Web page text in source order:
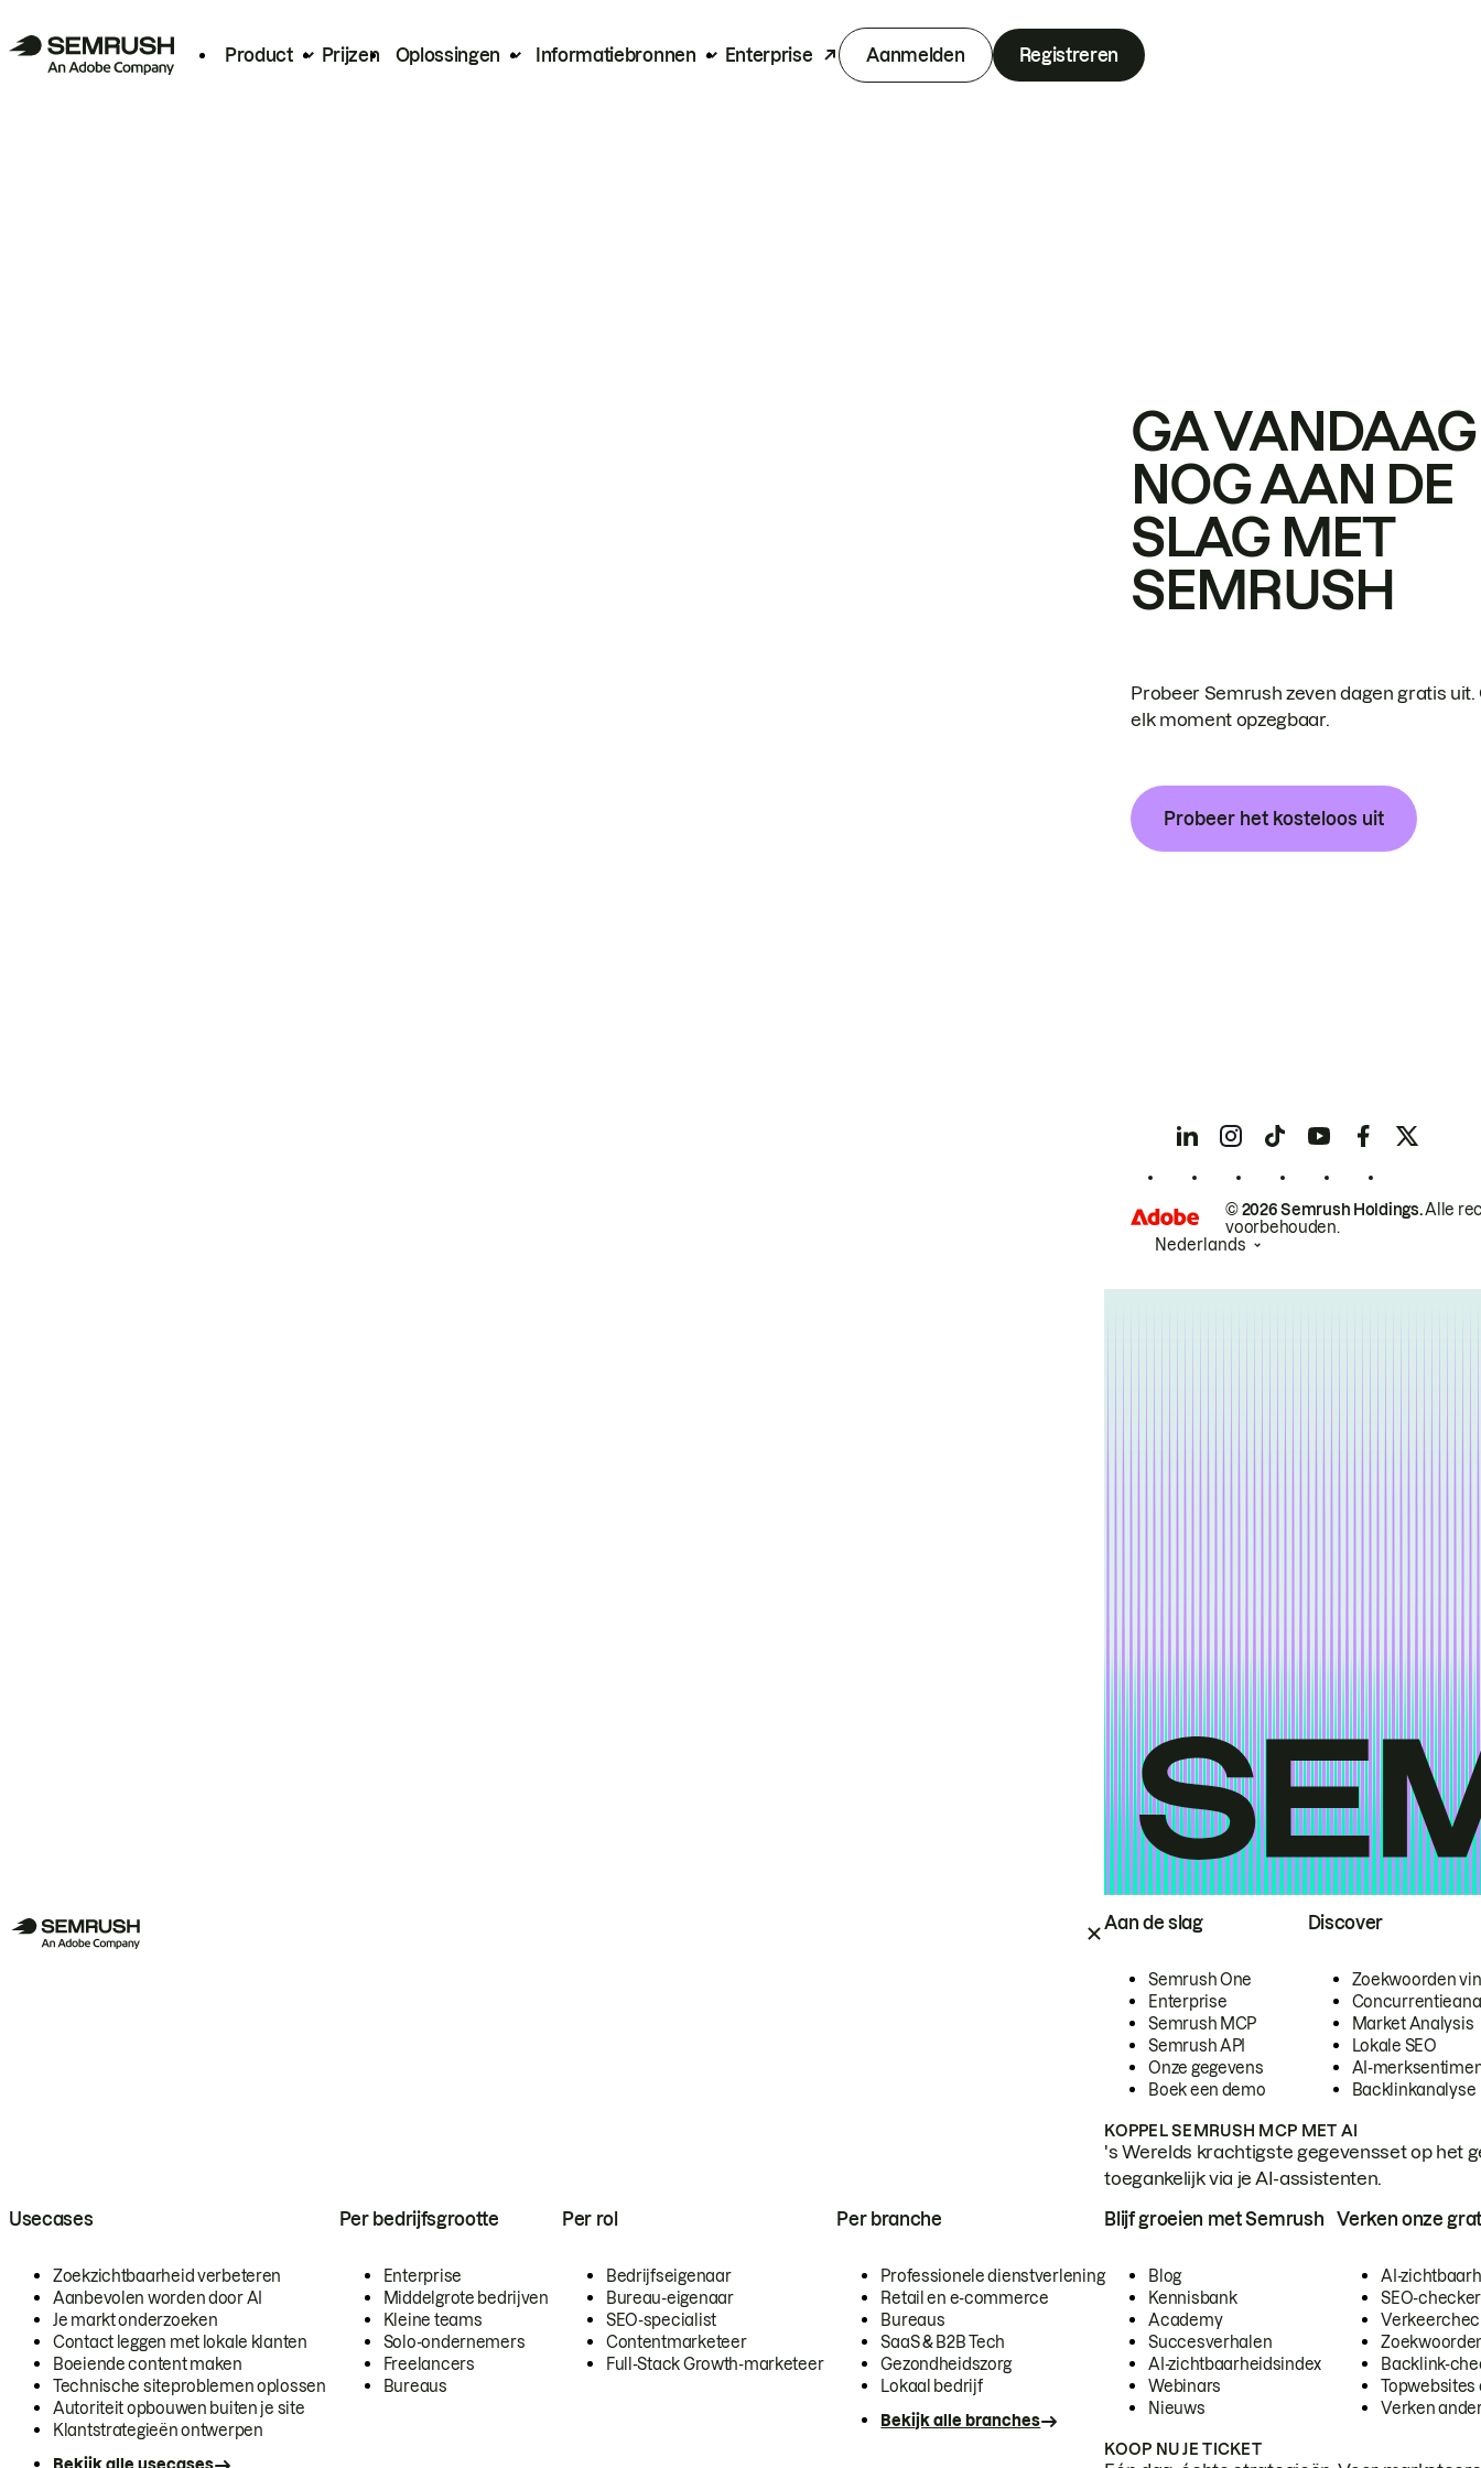
Product Prijzen Oplossingen Informatiebronnen Enterprise Aanmelden Registreren
Aan de slag
Semrush One
Enterprise
Semrush MCP
Semrush API
Onze gegevens
Boek een demo
Discover
Zoekwoorden
Market Analysis
Lokale SEO
AI-
Backlinkanalyse
KOPPEL SEMRUSH MCP MET AI
's Werelds krachtigste gegevensset op het
toegankelijk via je AI-assistenten.
Usecases
Zoekzichtbaarheid verbeteren
Aanbevolen worden door AI
Je markt onderzoeken
Contact leggen met lokale klanten
Boeiende content maken
Technische siteproblemen oplossen
Autoriteit opbouwen buiten je site
Klantstrategieën ontwerpen
Per bedrijfsgrootte
Enterprise
Middelgrote bedrijven
Kleine teams
Solo-ondernemers
Freelancers
Bureaus
Per rol
Bedrijfseigenaar
Bureau-eigenaar
SEO-specialist
Contentmarketeer
Full-Stack Growth-marketeer
Per branche
Professionele dienstverlening
Retail en e-commerce
Bureaus
SaaS & B2B Tech
Gezondheidszorg
Lokaal bedrijf
Bekijk alle branches
Blijf groeien met Semrush
Blog
Kennisbank
Academy
Succesverhalen
AI-zichtbaarheidsindex
Webinars
Nieuws
Verken onze
AI-
SEO-checker
Backlink-
Topwebsites
Verken
KOOP NU JE TICKET
GA VANDAAG
NOG AAN DE
SLAG MET
SEMRUSH
Probeer Semrush zeven dagen gratis uit.
elk moment opzegbaar.
Probeer het kosteloos uit
© 2026 Semrush Holdings.Alle
voorbehouden.
Nederlands